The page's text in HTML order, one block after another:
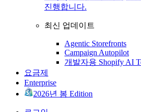
진행합니다.
최신 업데이트
Agentic Storefronts
Campaign Autopilot
개발자용 Shopify AI
요금제
Enterprise
2026년 봄 Edition